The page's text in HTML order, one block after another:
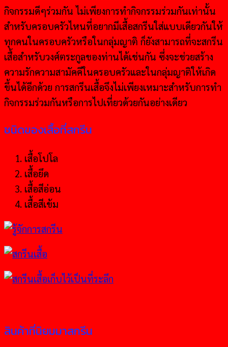
กิจกรรมดีๆร่วมกัน ไม่เพียงการทำกิจกรรมร่วมกันเท่านั้น
สำหรับครอบครัวไหนที่อยากมีเสื้อสกรีนใส่แบบเดียวกันให้
ทุกคนในครอบครัวหรือในกลุ่มญาติ ก็ยังสามารถที่จะสกรีน
เสื้อสำหรับวงศ์ตระกูลของท่านได้เช่นกัน ซึ่งจะช่วยสร้าง
ความรักความสามัคคีในครอบครัวและในกลุ่มญาติให้เกิด
ขึ้นได้อีกด้วย การสกรีนเสื้อจึงไม่เพียงเหมาะสำหรับการทำ
กิจกรรมร่วมกันหรือการไปเที่ยวด้วยกันอย่างเดียว
ชนิดของเสื้อที่สกรีน
เสื้อโปโล
เสื้อยึด
เสื้อสีอ่อน
เสื้อสีเข้ม
สินค้าที่นิยมมาสกรีน